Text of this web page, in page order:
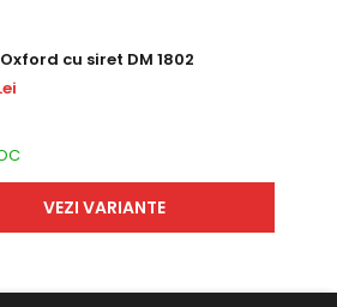
cu siret DM 1802
VEZI VARIANTE